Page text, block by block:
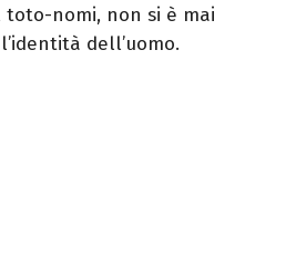
nomi, non si è mai
dell’uomo.